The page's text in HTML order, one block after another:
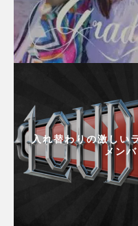
入れ替わりの激し
メン